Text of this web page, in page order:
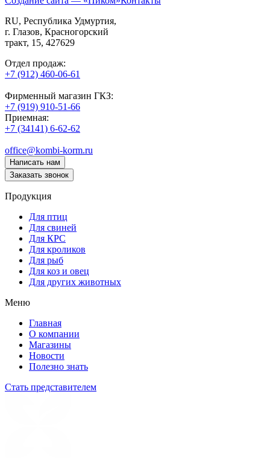
RU, Республика Удмуртия,
г. Глазов, Красногорский
тракт, 15, 427629
Отдел продаж:
+7 (912) 460-06-61
Фирменный магазин ГКЗ:
+7 (919) 910-51-66
Приемная:
+7 (34141) 6-62-62
office@kombi-korm.ru
Написать нам
Заказать звонок
Продукция
Для птиц
Для свиней
Для КРС
Для кроликов
Для рыб
Для коз и овец
Для других животных
Меню
Главная
О компании
Магазины
Новости
Полезно знать
Стать представителем